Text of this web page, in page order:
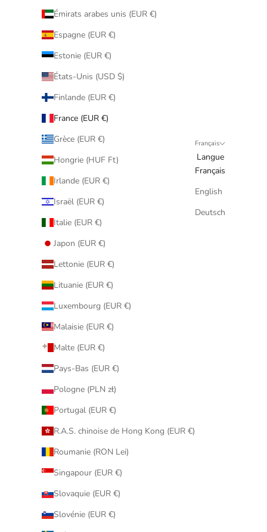
Émirats arabes unis (EUR €)
Espagne (EUR €)
Estonie (EUR €)
États-Unis (USD $)
Finlande (EUR €)
France (EUR €)
Grèce (EUR €)
Hongrie (HUF Ft)
Irlande (EUR €)
Israël (EUR €)
Italie (EUR €)
Japon (EUR €)
Lettonie (EUR €)
Lituanie (EUR €)
Luxembourg (EUR €)
Malaisie (EUR €)
Malte (EUR €)
Pays-Bas (EUR €)
Pologne (PLN zł)
Portugal (EUR €)
R.A.S. chinoise de Hong Kong (EUR €)
Roumanie (RON Lei)
Singapour (EUR €)
Slovaquie (EUR €)
Slovénie (EUR €)
Français
Langue
Français
English
Deutsch